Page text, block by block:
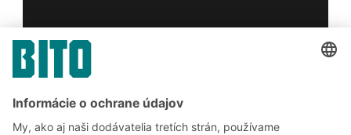
podmienkami poskytovania služieb